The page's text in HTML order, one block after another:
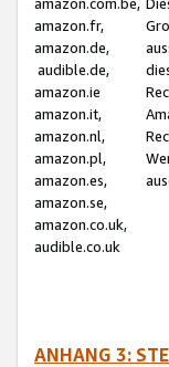
amazon.com.be,
amazon.fr,
amazon.de,
audible.de,
amazon.ie
amazon.it,
amazon.nl,
amazon.pl,
amazon.es,
amazon.se,
amazon.co.uk,
audible.co.uk
ANHANG 3: